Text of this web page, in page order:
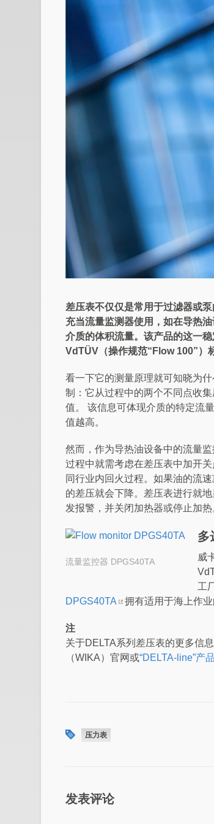
差压表不仅仅是常用于过滤器或
充当流量监测器使用，如在导热
介质的体积流量。该产品的这一
VdTÜV （操作规范“Flow 100”）
看一下它的测量原理就可知晓为
制：它从过程中的两个不同点收
值。 该信息可体现介质的特定流
值越高。
然而，作为导热油设备中的流量
过程中就需考虑在差压表中加开
同行业内回火过程。如果油的流
的差压就会下降。差压表进行就
发报警，并关闭加热器或停止加
流量监控器 DPGS40TA
多
威
工
DPGS40TA
拥有适用于海上作
注
关于DELTA系列差压表的更多信
（WIKA）官网或“DELTA-line”产
压力表
发表评论